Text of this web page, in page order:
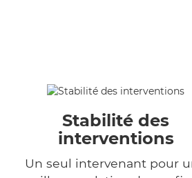
Stabilité des
interventions
Un seul intervenant pour